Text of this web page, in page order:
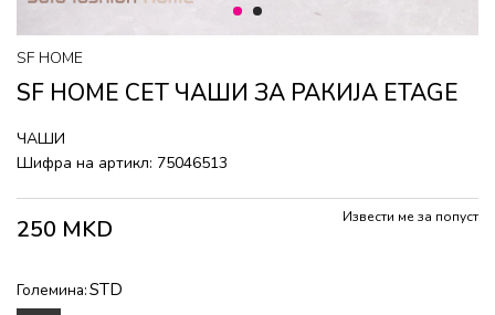
1 2
SF HOME
SF HOME СЕТ ЧАШИ ЗА РАКИЈА ETAGE
ЧАШИ
Шифра на артикл: 75046513
250 MKD Извести ме за попуст
Големина:STD